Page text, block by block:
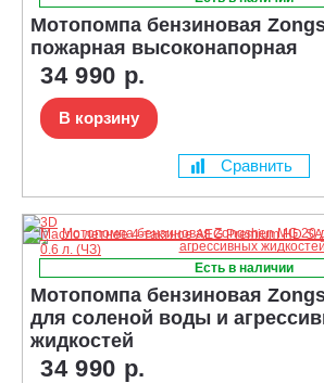
Мотопомпа бензиновая
пожарная высоконапорная
34 990 р.
В корзину
Сравнить
Есть в наличии
Мотопомпа бензиновая
для соленой воды и
жидкостей
34 990 р.